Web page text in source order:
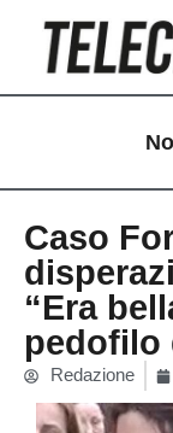
contenuto
Caso
“Era
Redazione